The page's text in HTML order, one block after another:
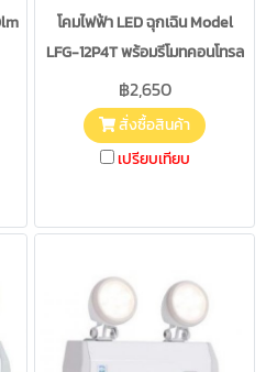
โคมไฟฟ้า LED ฉุกเฉิน Model
LFG-12P4T พร้อมรีโมทคอนโทรล
฿2,650
สั่งซื้อสินค้า
เปรียบเทียบ